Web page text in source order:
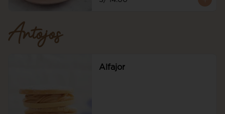
Antojos
Alfajor